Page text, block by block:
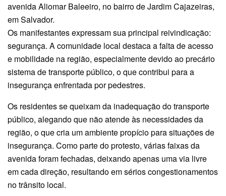
avenida Aliomar Baleeiro, no bairro de Jardim Cajazeiras,
em Salvador.
Os manifestantes expressam sua principal reivindicação:
segurança. A comunidade local destaca a falta de acesso
e mobilidade na região, especialmente devido ao precário
sistema de transporte público, o que contribui para a
insegurança enfrentada por pedestres.
Os residentes se queixam da inadequação do transporte
público, alegando que não atende às necessidades da
região, o que cria um ambiente propício para situações de
insegurança. Como parte do protesto, várias faixas da
avenida foram fechadas, deixando apenas uma via livre
em cada direção, resultando em sérios congestionamentos
no trânsito local.